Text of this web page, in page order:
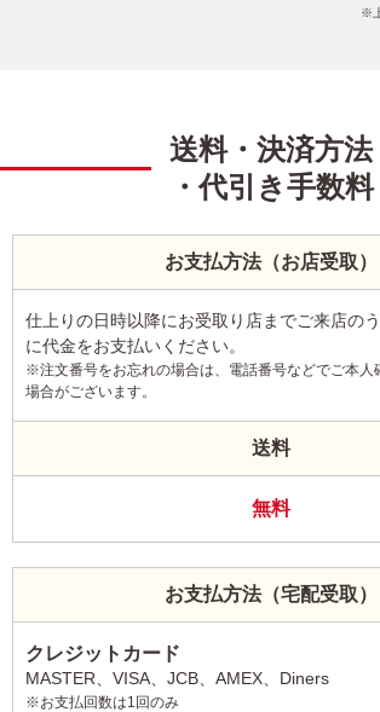
送料・決済方法
・代引き手数料
お支払方法（お店受取）
仕上りの日時以降にお受取り店までご来店の
に代金をお支払いください。
※注文番号をお忘れの場合は、電話番号などでご本人
場合がございます。
送料
無料
お支払方法（宅配受取）
クレジットカード
MASTER、VISA、JCB、AMEX、Diners
※お支払回数は1回のみ